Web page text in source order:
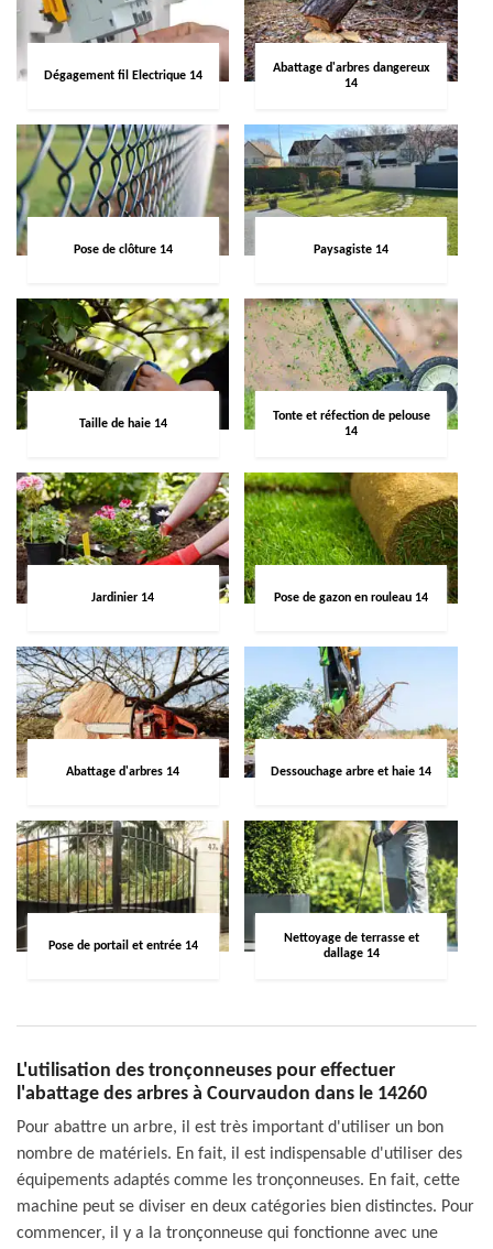
Dégagement fil Electrique 14
Abattage d'arbres dangereux
14
Pose de clôture 14 Paysagiste 14
Taille de haie 14
Tonte et réfection de pelouse
14
Jardinier 14 Pose de gazon en rouleau 14
Abattage d'arbres 14 Dessouchage arbre et haie 14
Pose de portail et entrée 14
Nettoyage de terrasse et
dallage 14
L'utilisation des tronçonneuses pour effectuer
l'abattage des arbres à Courvaudon dans le 14260
Pour abattre un arbre, il est très important d'utiliser un bon
nombre de matériels. En fait, il est indispensable d'utiliser des
équipements adaptés comme les tronçonneuses. En fait, cette
machine peut se diviser en deux catégories bien distinctes. Pour
commencer, il y a la tronçonneuse qui fonctionne avec une